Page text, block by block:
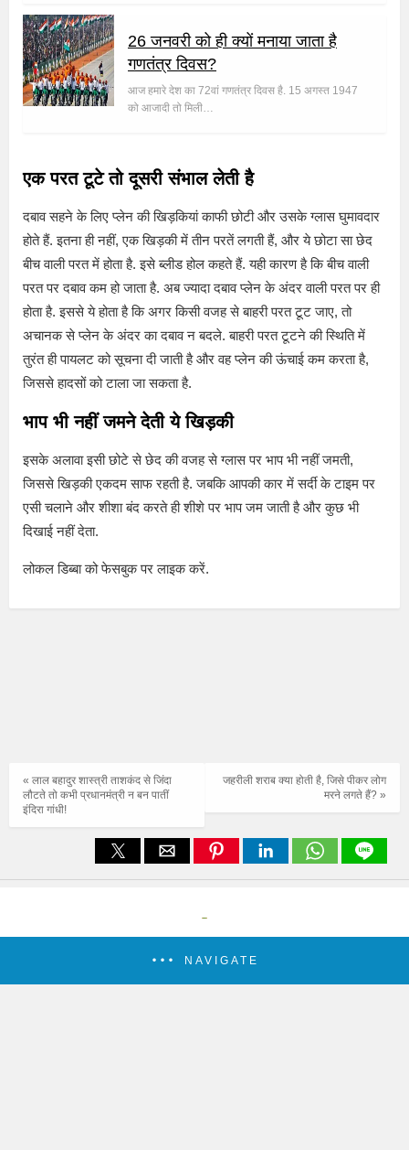
26 जनवरी को ही क्यों मनाया जाता है
गणतंत्र दिवस?
आज हमारे देश का 72वां गणतंत्र दिवस है. 15 अगस्त 1947
को आजादी तो मिली…
एक परत टूटे तो दूसरी संभाल लेती है
दबाव सहने के लिए प्लेन की खिड़कियां काफी छोटी और उसके ग्लास घुमावदार
होते हैं. इतना ही नहीं, एक खिड़की में तीन परतें लगती हैं, और ये छोटा सा छेद
बीच वाली परत में होता है. इसे ब्लीड होल कहते हैं. यही कारण है कि बीच वाली
परत पर दबाव कम हो जाता है. अब ज्यादा दबाव प्लेन के अंदर वाली परत पर ही
होता है. इससे ये होता है कि अगर किसी वजह से बाहरी परत टूट जाए, तो
अचानक से प्लेन के अंदर का दबाव न बदले. बाहरी परत टूटने की स्थिति में
तुरंत ही पायलट को सूचना दी जाती है और वह प्लेन की ऊंचाई कम करता है,
जिससे हादसों को टाला जा सकता है.
भाप भी नहीं जमने देती ये खिड़की
इसके अलावा इसी छोटे से छेद की वजह से ग्लास पर भाप भी नहीं जमती,
जिससे खिड़की एकदम साफ रहती है. जबकि आपकी कार में सर्दी के टाइम पर
एसी चलाने और शीशा बंद करते ही शीशे पर भाप जम जाती है और कुछ भी
दिखाई नहीं देता.
लोकल डिब्बा को फेसबुक पर लाइक करें.
जहरीली शराब क्या होती है, जिसे पीकर लोग
मरने लगते हैं? »
« लाल बहादुर शास्त्री ताशकंद से जिंदा
लौटते तो कभी प्रधानमंत्री न बन पातीं
इंदिरा गांधी!